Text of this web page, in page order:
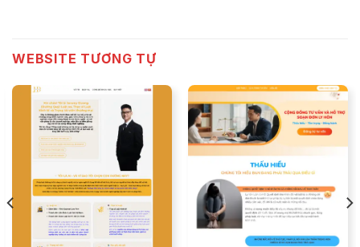
WEBSITE TƯƠNG TỰ
ĐẶT MẪU
XEM DEMO
ĐẶT MẪU
XEM DEMO